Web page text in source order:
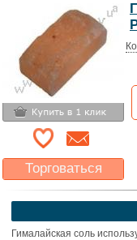
Торговаться
Какая цена Вас
устроит?
Указать цену
Гималайская соль